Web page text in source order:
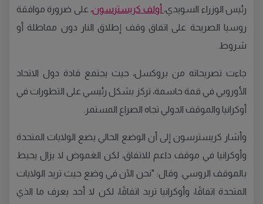
رئيس الوزراء السويدي، أولف كريسترسون، على ضرورة موافقة
روسيا الصريحة على اتفاق وقف إطلاق النار دون مماطلة أو
شروط.
جاءت تصريحاته من بروكسل، حيث يجتمع قادة دول الاتحاد
الأوروبي في قمة حاسمة، تركز بشكل رئيسي على التطورات في
أوكرانيا والموقف الدولي تجاه الصراع المستمر.
وأشار كريسترسون إلى أن الوضع الحالي يضع الولايات المتحدة
وأوكرانيا في موقف داعم للاتفاق، لكن الغموض لا يزال يحيط
بالموقف الروسي. وقال: "نحن الآن في وضع حيث تريد الولايات
المتحدة اتفاقًا، وأوكرانيا تريد اتفاقًا، لكن لا أحد يعرف ما الذي